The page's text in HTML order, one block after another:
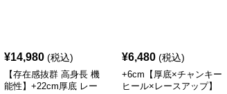
¥14,980 (税込)
【存在感抜群 高身長 機
能性】+22cm厚底 レー
¥6,480 (税込)
+6cm【厚底×チャンキー
ヒール×レースアップ】